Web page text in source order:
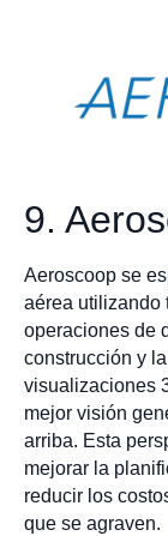
9.
Aeroscoop se
aérea utilizando
operaciones de
construcción y
visualizaciones
mejor visión
arriba. Esta
mejorar la
reducir los
que se agraven.